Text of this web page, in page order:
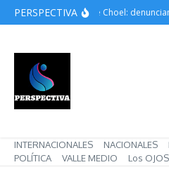
Saltar al contenido
PERSPECTIVAChoele Choel:
INTERNACIONALES NACIONALES
POLÍTICA
VALLE MEDIO Los